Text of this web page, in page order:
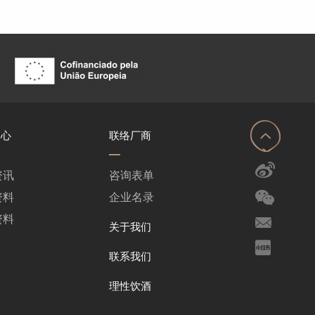
讯
料
料
联络厂商
咨询表单
企业名录
关于我们
联系我们
理性饮酒